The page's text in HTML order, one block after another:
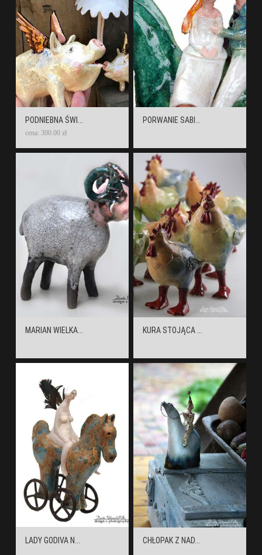
PODNIEBNA ŚWI...
cena: 300.00 zł
PORWANIE SABI...
MARIAN WIELKA... KURA STOJĄCA ...
LADY GODIVA N... CHŁOPAK Z NAD...